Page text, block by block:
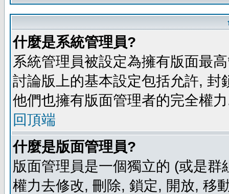
什麼是系統管理員?
系統管理員被設定為擁有版面最
討論版上的基本設定包括允許,
他們也擁有版面管理者的完全權
回頂端
什麼是版面管理員?
版面管理員是一個獨立的 (或是
權力去修改, 刪除, 鎖定, 開放, 移